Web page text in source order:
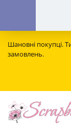
Шановні покупці.
замовлень.